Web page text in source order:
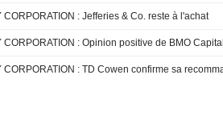
CORPORATION : Jefferies & Co. reste à l'achat
CORPORATION : Opinion positive de BMO Capital